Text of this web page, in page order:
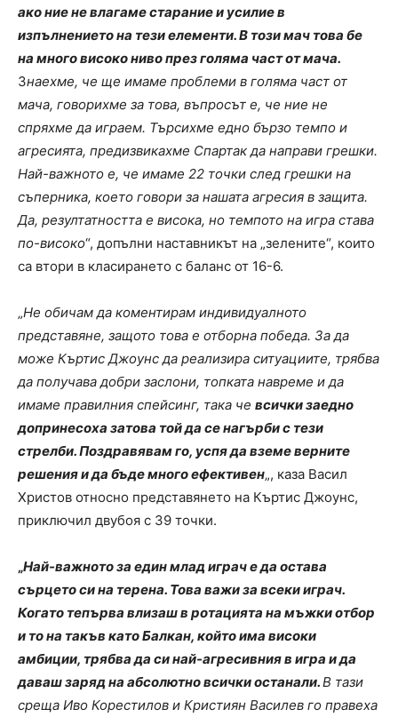
ако ние не влагаме старание и усилие в
изпълнението на тези елементи. В този мач това бе
на много високо ниво през голяма част от мача.
Знаехме, че ще имаме проблеми в голяма част от
мача, говорихме за това, въпросът е, че ние не
спряхме да играем. Търсихме едно бързо темпо и
агресията, предизвикахме Спартак да направи грешки.
Най-важното е, че имаме 22 точки след грешки на
съперника, което говори за нашата агресия в защита.
Да, резултатността е висока, но темпото на игра става
по-високо“, допълни наставникът на „зелените“, които
са втори в класирането с баланс от 16-6.
„Не обичам да коментирам индивидуалното
представяне, защото това е отборна победа. За да
може Къртис Джоунс да реализира ситуациите, трябва
да получава добри заслони, топката навреме и да
имаме правилния спейсинг, така че всички заедно
допринесоха затова той да се нагърби с тези
стрелби. Поздравявам го, успя да вземе верните
решения и да бъде много ефективен„, каза Васил
Христов относно представянето на Къртис Джоунс,
приключил двубоя с 39 точки.
„Най-важното за един млад играч е да остава
сърцето си на терена. Това важи за всеки играч.
Когато тепърва влизаш в ротацията на мъжки отбор
и то на такъв като Балкан, който има високи
амбиции, трябва да си най-агресивния в игра и да
даваш заряд на абсолютно всички останали.В тази
среща Иво Корестилов и Кристиян Василев го правеха